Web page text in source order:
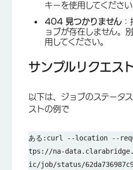
キーを使用してください
404 見つかりません
ョブが存在しません。
用してください。
サンプルリクエス
以下は、ジョブのステータ
ストの例で
ある:curl --location --
tps://na-
ic/job/status/